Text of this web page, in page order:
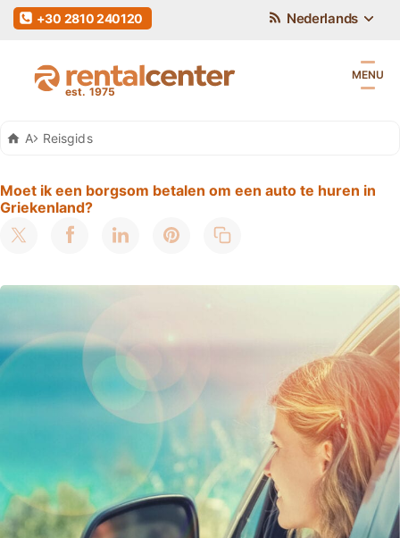
Auto Huren Kreta
Reisgids
Moet ik een borgsom betalen om een auto te huren in
Griekenland?
Nederlands
+30 2810 240120
MENU